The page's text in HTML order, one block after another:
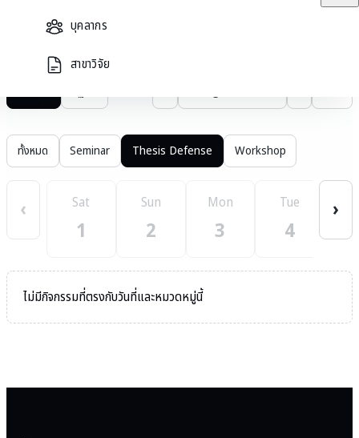
บุคลากร
สาขาวิจัย
ทั้งหมด Seminar Thesis Defense Workshop
‹ Sat
1
Sun
2
Mon
3
Tue
4
›
ไม่มีกิจกรรมที่ตรงกับวันที่และหมวดหมู่นี้